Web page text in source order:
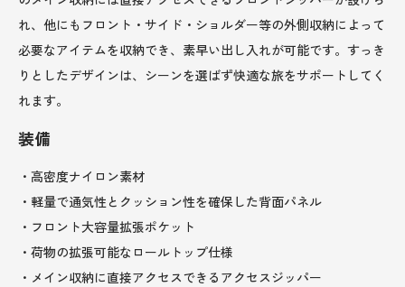
れ、他にもフロント・サイド・ショルダー等の外側収納によって
必要なアイテムを収納でき、素早い出し入れが可能です。すっき
りとしたデザインは、シーンを選ばず快適な旅をサポートしてく
れます。
装備
・高密度ナイロン素材
・軽量で通気性とクッション性を確保した背面パネル
・フロント大容量拡張ポケット
・荷物の拡張可能なロールトップ仕様
・メイン収納に直接アクセスできるアクセスジッパー